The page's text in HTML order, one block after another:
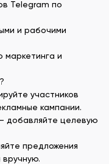
Telegram по
и рабочими
маркетинга и
участников
кампании.
добавляйте целевую
предложения